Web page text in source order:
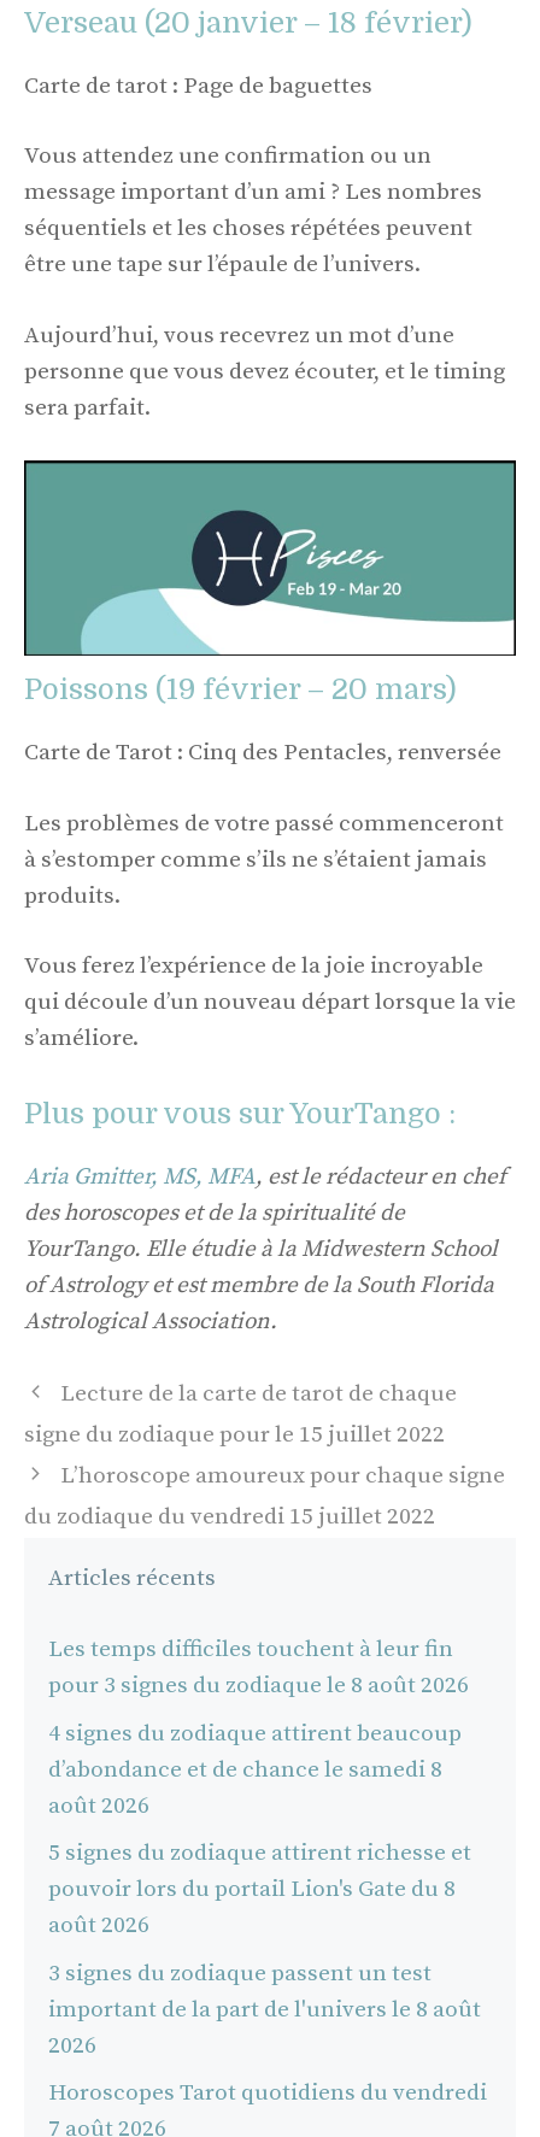
Verseau (20 janvier – 18 février)
Carte de tarot : Page de baguettes
Vous attendez une confirmation ou un
message important d’un ami ? Les nombres
séquentiels et les choses répétées peuvent
être une tape sur l’épaule de l’univers.
Aujourd’hui, vous recevrez un mot d’une
personne que vous devez écouter, et le timing
sera parfait.
Poissons (19 février – 20 mars)
Carte de Tarot : Cinq des Pentacles, renversée
Les problèmes de votre passé commenceront
à s’estomper comme s’ils ne s’étaient jamais
produits.
Vous ferez l’expérience de la joie incroyable
qui découle d’un nouveau départ lorsque la vie
s’améliore.
Plus pour vous sur YourTango :
Aria Gmitter, MS, MFA, est le rédacteur en chef
des horoscopes et de la spiritualité de
YourTango. Elle étudie à la Midwestern School
of Astrology et est membre de la South Florida
Astrological Association.
Navigation
des
Lecture de la carte de tarot de chaque
signe du zodiaque pour le 15 juillet 2022
L’horoscope amoureux pour chaque signe
du zodiaque du vendredi 15 juillet 2022
Articles récents
Les temps difficiles touchent à leur fin
pour 3 signes du zodiaque le 8 août 2026
4 signes du zodiaque attirent beaucoup
d’abondance et de chance le samedi 8
août 2026
5 signes du zodiaque attirent richesse et
pouvoir lors du portail Lion's Gate du 8
août 2026
3 signes du zodiaque passent un test
important de la part de l'univers le 8 août
2026
Horoscopes Tarot quotidiens du vendredi
7 août 2026